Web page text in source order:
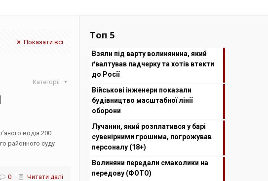
Показати всі
Категорії
водія 200
районного суду
0 Читати далі
Топ 5
Взяли під варту волинянина, який
ґвалтував падчерку та хотів втекти
до Росії
Військові інженери показали
будівництво масштабної лінії
оборони
Лучанин, який розплатився у барі
сувенірними грошима, погрожував
персоналу (18+)
Волиняни передали смаколики на
передову (ФОТО)